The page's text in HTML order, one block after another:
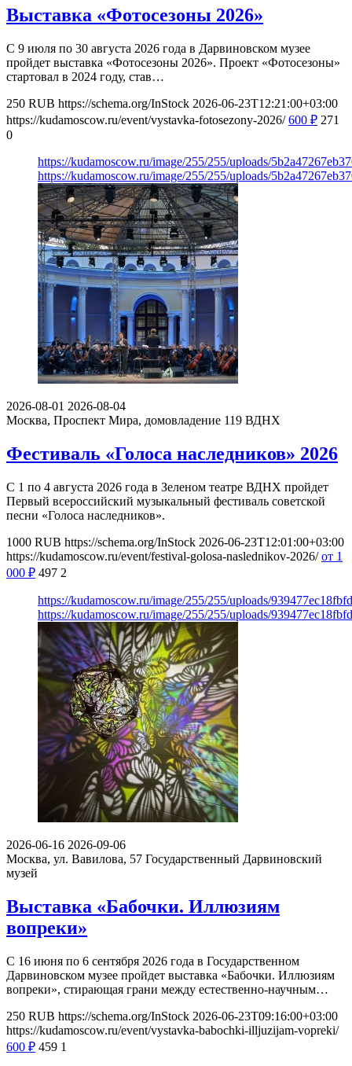
Выставка «Фотосезоны 2026»
С 9 июля по 30 августа 2026 года в Дарвиновском музее
пройдет выставка «Фотосезоны 2026». Проект «Фотосезоны»
стартовал в 2024 году, став…
250 RUB https://schema.org/InStock 2026-06-23T12:21:00+03:00
https://kudamoscow.ru/event/vystavka-fotosezony-2026/ 600 ₽ 271
0
https://kudamoscow.ru/image/255/255/uploads/
https://kudamoscow.ru/image/255/255/uploads/
2026-08-01 2026-08-04
Москва, Проспект Мира, домовладение 119 ВДНХ
Фестиваль «Голоса наследников» 2026
С 1 по 4 августа 2026 года в Зеленом театре ВДНХ пройдет
Первый всероссийский музыкальный фестиваль советской
песни «Голоса наследников».
1000 RUB https://schema.org/InStock 2026-06-23T12:01:00+03:00
https://kudamoscow.ru/event/festival-golosa-naslednikov-2026/ от 1
000 ₽ 497 2
https://kudamoscow.ru/image/255/255/uploads/
https://kudamoscow.ru/image/255/255/uploads/
2026-06-16 2026-09-06
Москва, ул. Вавилова, 57 Государственный Дарвиновский
музей
Выставка «Бабочки. Иллюзиям
вопреки»
С 16 июня по 6 сентября 2026 года в Государственном
Дарвиновском музее пройдет выставка «Бабочки. Иллюзиям
вопреки», стирающая грани между естественно-научным…
250 RUB https://schema.org/InStock 2026-06-23T09:16:00+03:00
https://kudamoscow.ru/event/vystavka-babochki-illjuzijam-vopreki/
600 ₽ 459 1